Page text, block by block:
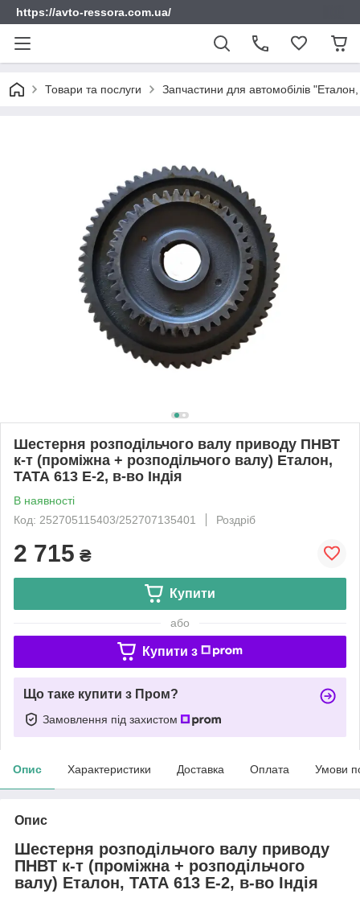
https://avto-ressora.com.ua/
Товари та послуги Запчастини для автомобілів
Шестерня розподільчого валу приводу ПНВТ
к-т (проміжна + розподільчого валу) Еталон,
ТАТА 613 Е-2, в-во Індія
В наявності
Код: 252705115403/252707135401
Роздріб
2 715 ₴
Купити
або
Купити з
Що таке купити з Пром?
Замовлення під захистом
Опис Характеристики Доставка Оплата Умови
Опис
Шестерня розподільчого валу приводу
ПНВТ к-т (проміжна + розподільчого
валу) Еталон, ТАТА 613 Е-2, в-во Індія